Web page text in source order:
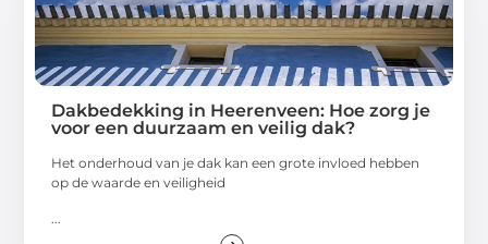
Dakbedekking in Heerenveen: Hoe zorg je
voor een duurzaam en veilig dak?
Het onderhoud van je dak kan een grote invloed hebben
op de waarde en veiligheid